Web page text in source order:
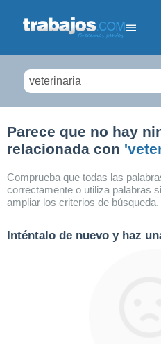
Parece que no hay
relacionada con
Comprueba que todas las
correctamente o utiliza palabras
ampliar los criterios de búsqueda.
Inténtalo de nuevo y haz